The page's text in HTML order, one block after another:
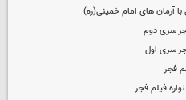
با آرمان های امام خمینی(ره)
سری دوم
سری اول
فجر
فیلم فجر